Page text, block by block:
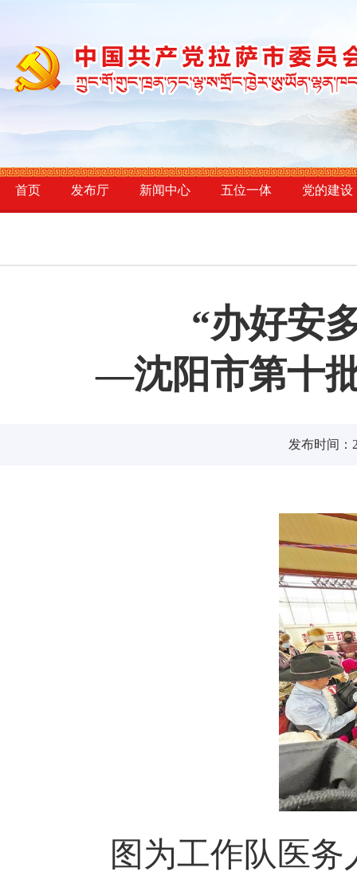
首页 发布厅 新闻中心 五位一体 党的建设
“办好安
—沈阳市第十
发布时间：
图为工作队医